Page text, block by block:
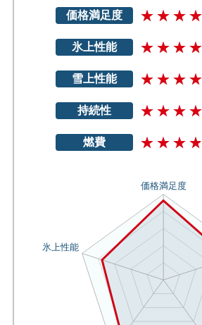
価格満足度
氷上性能
雪上性能
持続性
燃費